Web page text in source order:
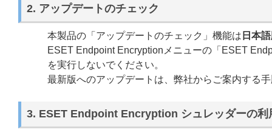
2. アップデートのチェック
本製品の「アップデートのチェック」機能は 日本
ESET Endpoint Encryptionメニューの「ESET
を実行しないでください。
最新版へのアップデートは、弊社からご案内する
3. ESET Endpoint Encryption シュレッダーの利